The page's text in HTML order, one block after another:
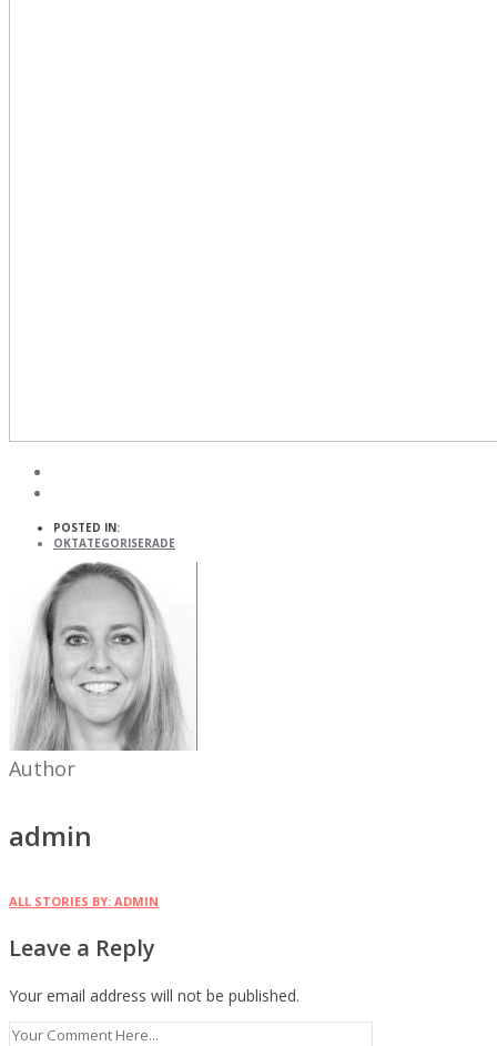
POSTED IN:
OKTATEGORISERADE
Author
admin
ALL STORIES BY: ADMIN
Leave a Reply
Your email address will not be published.